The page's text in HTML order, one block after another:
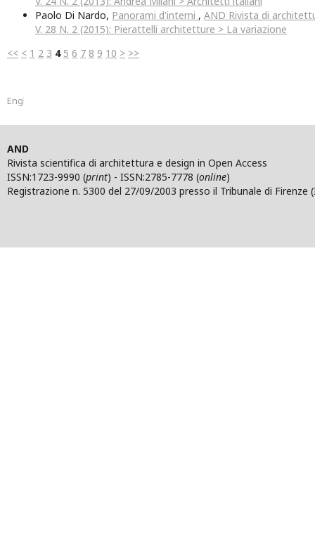
Paolo Di Nardo, Panorami d'interni , AND Rivista di
V. 28 N. 2 (2015): Pierattelli architetture > La variazione
<< < 1 2 3 4 5 6 7 8 9 10 > >>
English
AND
Rivista scientifica di architettura e design in Open Access
ISSN:1723-9990 (print) - ISSN:2785-7778 (online)
Registrazione n. 5300 del 27/09/2003 presso il Tribunale di Firenze